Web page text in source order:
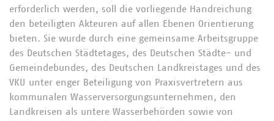
erforderlich werden, soll die vorliegende Handreichung
den beteiligten Akteuren auf allen Ebenen Orientierung
bieten. Sie wurde durch eine gemeinsame Arbeitsgruppe
des Deutschen Städtetages, des Deutschen Städte- und
Gemeindebundes, des Deutschen Landkreistages und des
VKU unter enger Beteiligung von Praxisvertretern aus
kommunalen Wasserversorgungsunternehmen, den
Landkreisen als untere Wasserbehörden sowie von